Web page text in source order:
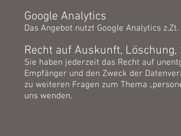
Google Analytics
Das Angebot nutzt Google Analytics z.Zt.
Recht auf Auskunft,
Sie haben jederzeit das Recht auf
Empfänger und den Zweck der
zu weiteren Fragen zum Thema
uns wenden.